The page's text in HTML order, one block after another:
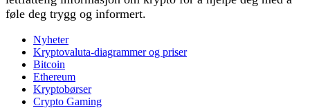
føle deg trygg og informert.
Nyheter
Kryptovaluta-diagrammer og priser
Bitcoin
Ethereum
Kryptobørser
Crypto Gaming